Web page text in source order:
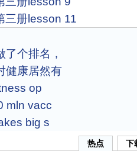
三册lesson 11
个排名，
健康居然有
op
mln vacc
big s
热点 下